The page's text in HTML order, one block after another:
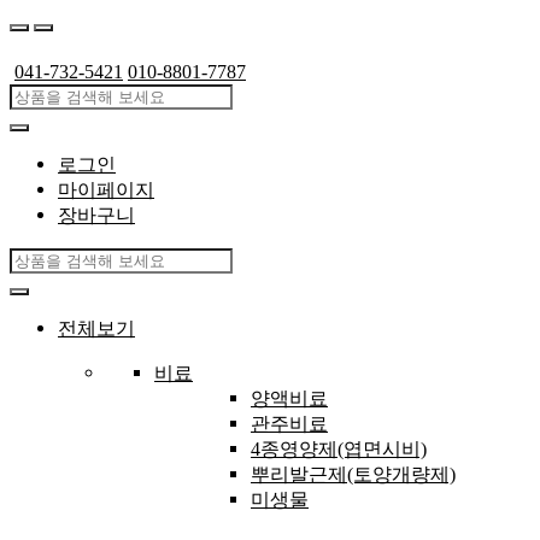
041-732-5421 010-8801-7787
로그인
마이페이지
장바구니
전체보기
비료
양액비료
관주비료
4종영양제(엽면시비)
뿌리발근제(토양개량제)
미생물